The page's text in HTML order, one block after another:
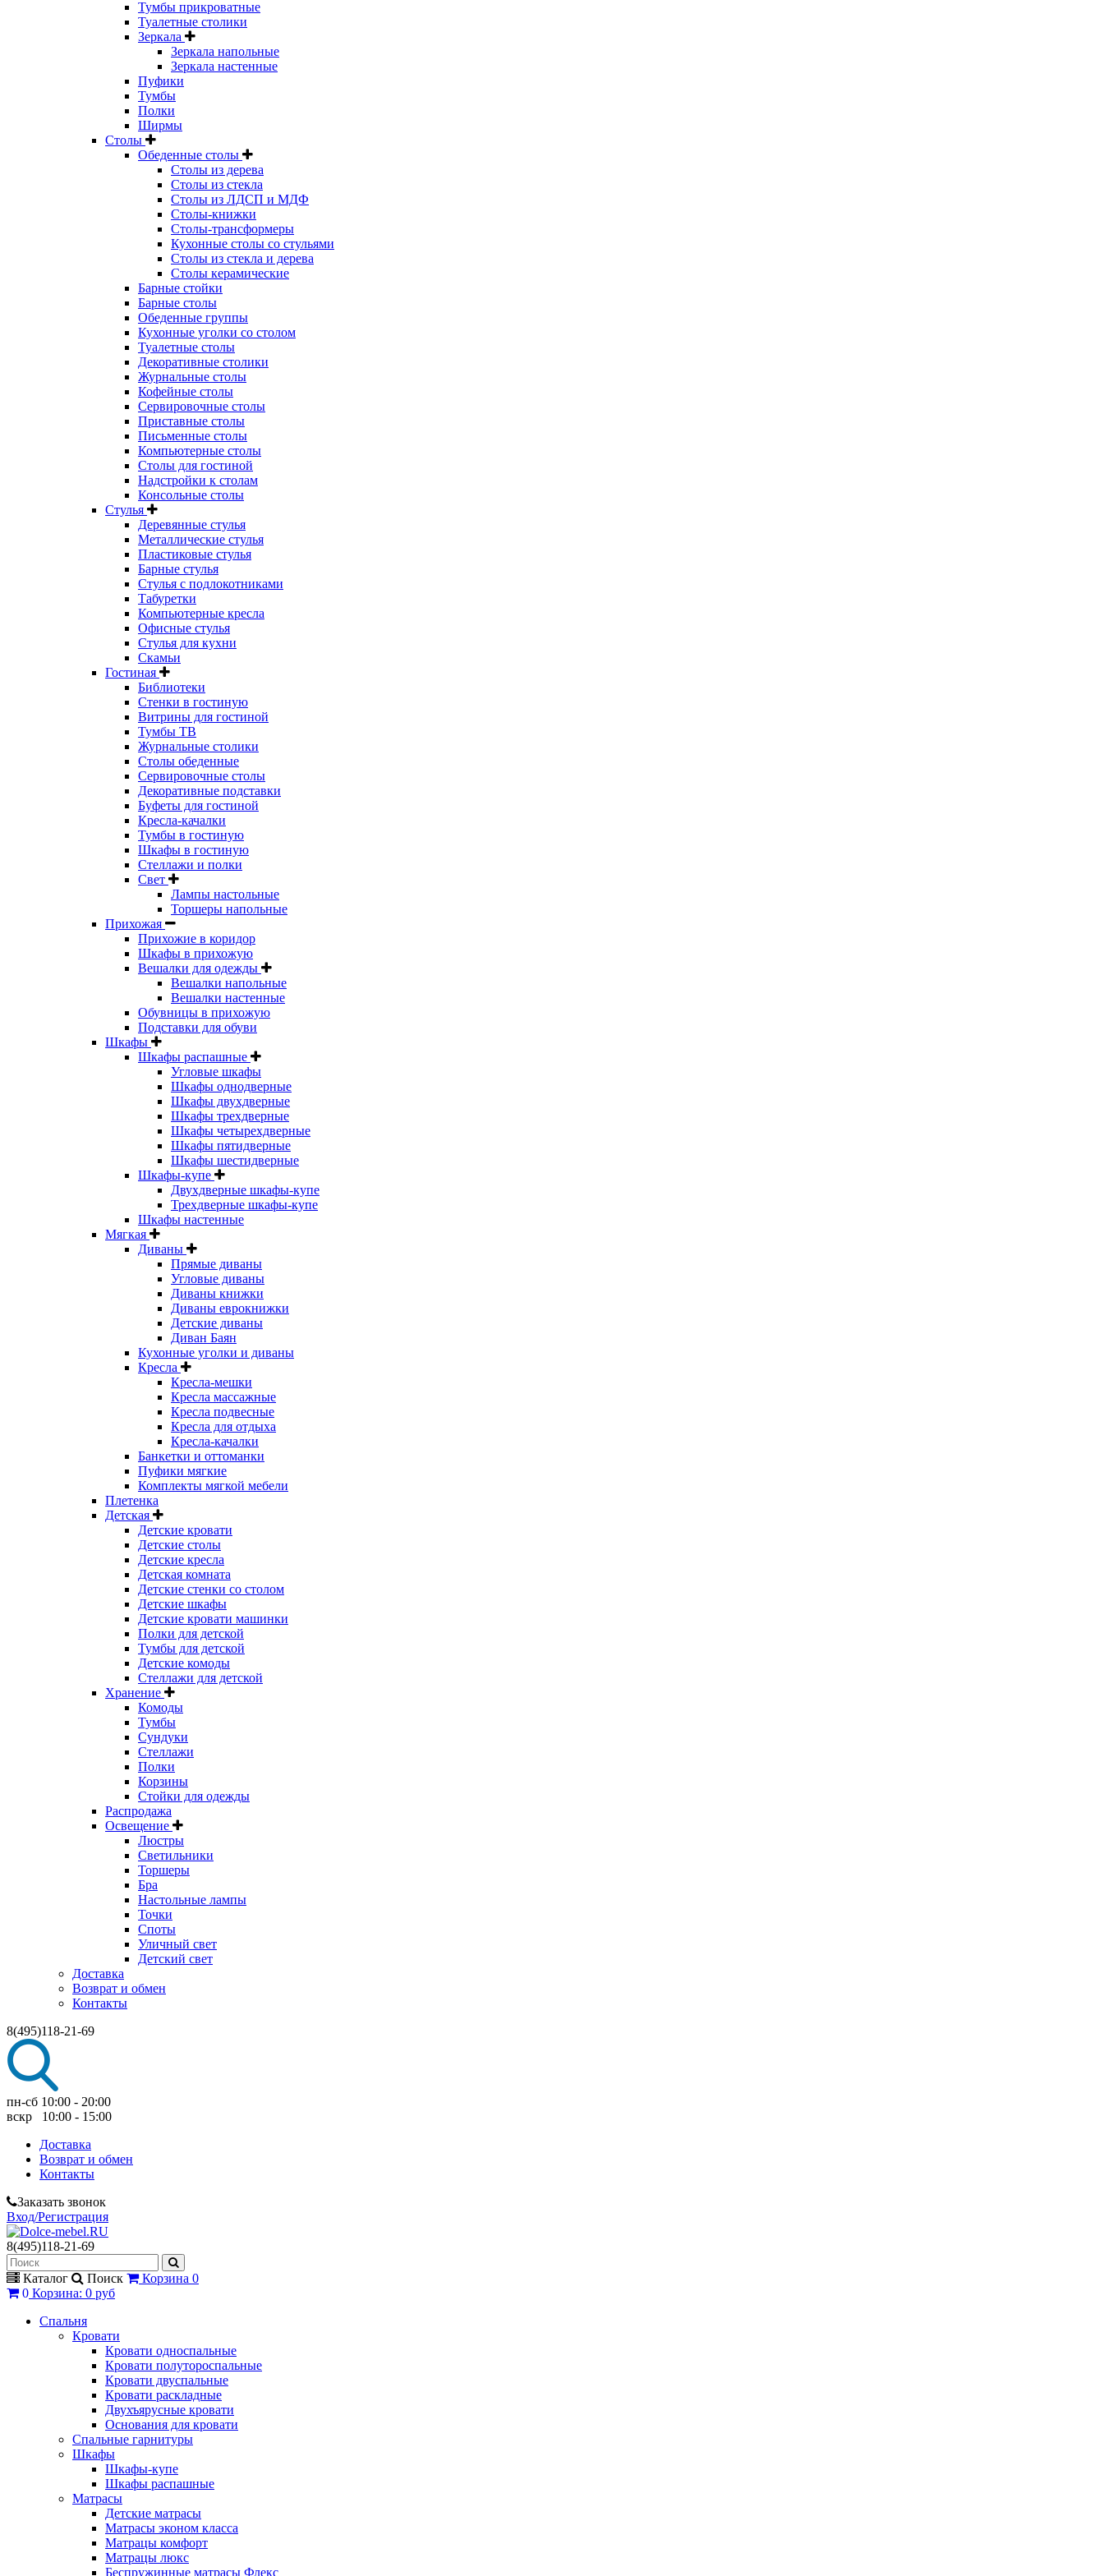
Тумбы прикроватные
Туалетные столики
Зеркала
Зеркала напольные
Зеркала настенные
Пуфики
Тумбы
Полки
Ширмы
Столы
Обеденные столы
Столы из дерева
Столы из стекла
Столы из ЛДСП и МДФ
Столы-книжки
Столы-трансформеры
Кухонные столы со стульями
Столы из стекла и дерева
Столы керамические
Барные стойки
Барные столы
Обеденные группы
Кухонные уголки со столом
Туалетные столы
Декоративные столики
Журнальные столы
Кофейные столы
Сервировочные столы
Приставные столы
Письменные столы
Компьютерные столы
Столы для гостиной
Надстройки к столам
Консольные столы
Стулья
Деревянные стулья
Металлические стулья
Пластиковые стулья
Барные стулья
Стулья с подлокотниками
Табуретки
Компьютерные кресла
Офисные стулья
Стулья для кухни
Скамьи
Гостиная
Библиотеки
Стенки в гостиную
Витрины для гостиной
Тумбы ТВ
Журнальные столики
Столы обеденные
Сервировочные столы
Декоративные подставки
Буфеты для гостиной
Кресла-качалки
Тумбы в гостиную
Шкафы в гостиную
Стеллажи и полки
Свет
Лампы настольные
Торшеры напольные
Прихожая
Прихожие в коридор
Шкафы в прихожую
Вешалки для одежды
Вешалки напольные
Вешалки настенные
Обувницы в прихожую
Подставки для обуви
Шкафы
Шкафы распашные
Угловые шкафы
Шкафы однодверные
Шкафы двухдверные
Шкафы трехдверные
Шкафы четырехдверные
Шкафы пятидверные
Шкафы шестидверные
Шкафы-купе
Двухдверные шкафы-купе
Трехдверные шкафы-купе
Шкафы настенные
Мягкая
Диваны
Прямые диваны
Угловые диваны
Диваны книжки
Диваны еврокнижки
Детские диваны
Диван Баян
Кухонные уголки и диваны
Кресла
Кресла-мешки
Кресла массажные
Кресла подвесные
Кресла для отдыха
Кресла-качалки
Банкетки и оттоманки
Пуфики мягкие
Комплекты мягкой мебели
Плетенка
Детская
Детские кровати
Детские столы
Детские кресла
Детская комната
Детские стенки со столом
Детские шкафы
Детские кровати машинки
Полки для детской
Тумбы для детской
Детские комоды
Стеллажи для детской
Хранение
Комоды
Тумбы
Сундуки
Стеллажи
Полки
Корзины
Стойки для одежды
Распродажа
Освещение
Люстры
Светильники
Торшеры
Бра
Настольные лампы
Точки
Споты
Уличный свет
Детский свет
Доставка
Возврат и обмен
Контакты
8(495)118-21-69
пн-сб 10:00 - 20:00
вскр 10:00 - 15:00
Доставка
Возврат и обмен
Контакты
Заказать звонок
Вход/Регистрация
8(495)118-21-69
Каталог Поиск Корзина 0
0 Корзина: 0 руб
Спальня
Кровати
Кровати односпальные
Кровати полутороспальные
Кровати двуспальные
Кровати раскладные
Двухъярусные кровати
Основания для кровати
Спальные гарнитуры
Шкафы
Шкафы-купе
Шкафы распашные
Матрасы
Детские матрасы
Матрасы эконом класса
Матрацы комфорт
Матрацы люкс
Беспружинные матрасы Флекс